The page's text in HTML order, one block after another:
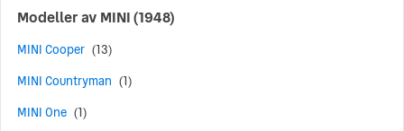
MINI Cabrio
(13)
MINI Cooper SE (12)
MINI Countryman SE ALL4
MINI Countryman C
Modeller av MINI(1948)
MINI Cooper (13)
MINI Countryman (1)
MINI One (1)